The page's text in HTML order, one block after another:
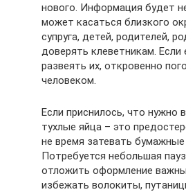
нового. Информация будет
может касаться близкого
супруга, детей, родителей,
доверять клеветникам. Если
развеять их, откровенно
человеком.
Если приснилось, что нужно
тухлые яйца – это
не время затевать бумажные
Потребуется небольшая
отложить оформление
избежать волокиты,